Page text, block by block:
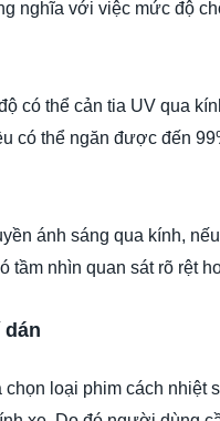
nghĩa với việc mức độ
có thể cản tia UV qua
có thể ngăn được đến
ánh sáng qua kính,
tầm nhìn quan sát rõ rệt
loại phim cách nhiệt